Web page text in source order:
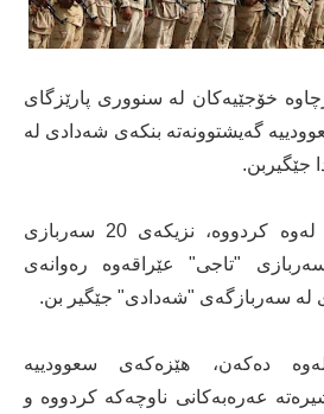
خۆجێیه‌كان له‌ سنووری پارێزگای
گه‌یشتوونه‌ته‌ بنكه‌ی شه‌دادی له‌
جێگیربن.
ئه‌و سه‌رچاوانه‌ باسیان له‌وه‌ كردووه‌، نزیكه‌ی 20 سه‌ربازی
"تاجی" عێراقه‌وه‌ ره‌وانه‌ی
له‌ سه‌ربازگه‌ی "شه‌دادی" جێگیر بن.
ده‌كه‌ن، هێزه‌كه‌ی سعوودییه‌
عه‌ره‌به‌كانی ناوچه‌كه‌ كردووه‌ و